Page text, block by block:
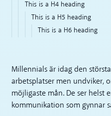
This is a H4 heading
This is a H5 heading
This is a H6 heading
Millennials är idag den
arbetsplatser men undviker,
möjligaste mån. De ser helst
kommunikation som gynnar